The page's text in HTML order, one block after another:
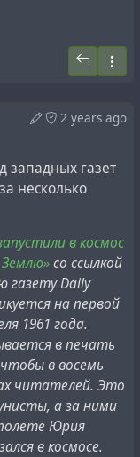
ITN on YouTube
future and a
chairman of
just then,
from the
#putin
provincial
article
on 11 April
Party of
the Union of
a human
hero had
yet, the article
Presse, contained
was certainly not
contained a
2 years ago
западных газет
несколько
в космос
со ссылкой
газету Daily
на первой
1961 года.
в печать
в восемь
читателей. Это
а за ними
Юрия
в космосе.